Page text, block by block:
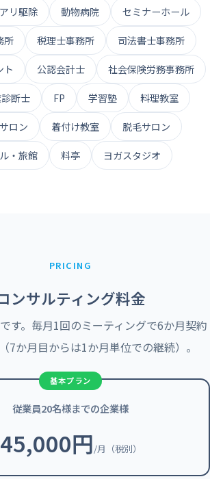
リ駆除 動物病院 セミナーホール
所 税理士事務所 司法書士事務所
ト 公認会計士 社会保険労務事務所
断士 FP 学習塾 料理教室
ロン 着付け教室 脱毛サロン
・旅館 料亭 ヨガスタジオ
PRICING
ンサルティング料金
す。毎月1回のミーティングで6か月契約
7か月目からは1か月単位での継続）。
従業員20名様までの企業様
45,000円/月（税別）